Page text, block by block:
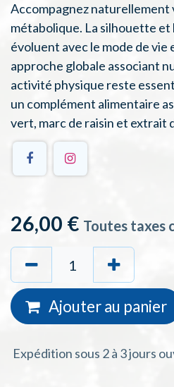
Accompagnez
métabolique. La silhouette
évoluent avec le mode de vie
approche globale associant
activité physique reste
un complément alimentaire
vert, marc de raisin et extrait
26,00 € Toutes taxes
Ajouter au panier
Expédition sous 2 à 3 jours